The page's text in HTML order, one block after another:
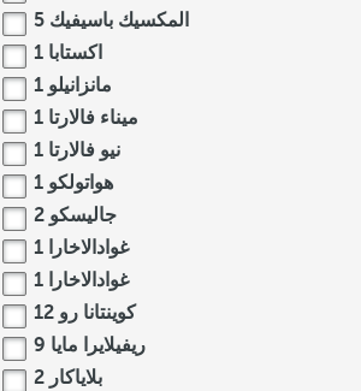
المكسيك باسيفيك 5
اكستابا 1
مانزانيلو 1
ميناء فالارتا 1
نيو فالارتا 1
هواتولكو 1
جاليسكو 2
غوادالاخارا 1
غوادالاخارا 1
كوينتانا رو 12
ريفيلايرا مايا 9
بلاياكار 2